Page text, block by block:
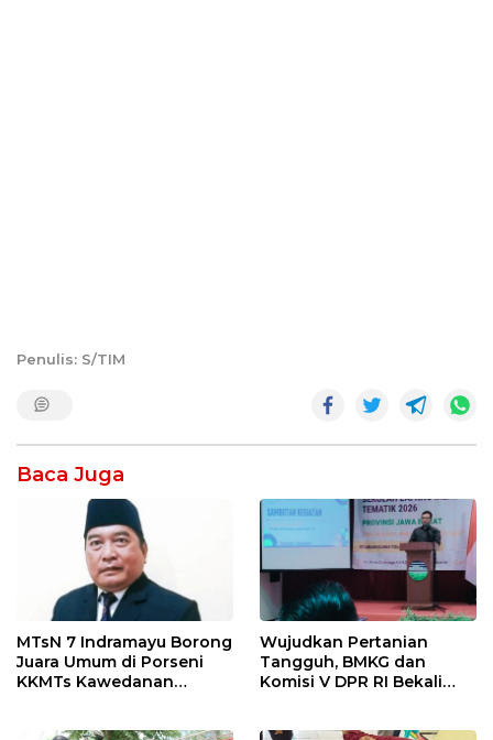
Penulis: S/TIM
Baca Juga
MTsN 7 Indramayu Borong
Juara Umum di Porseni
KKMTs Kawedanan
Wujudkan Pertanian
Tangguh, BMKG dan
Komisi V DPR RI Bekali